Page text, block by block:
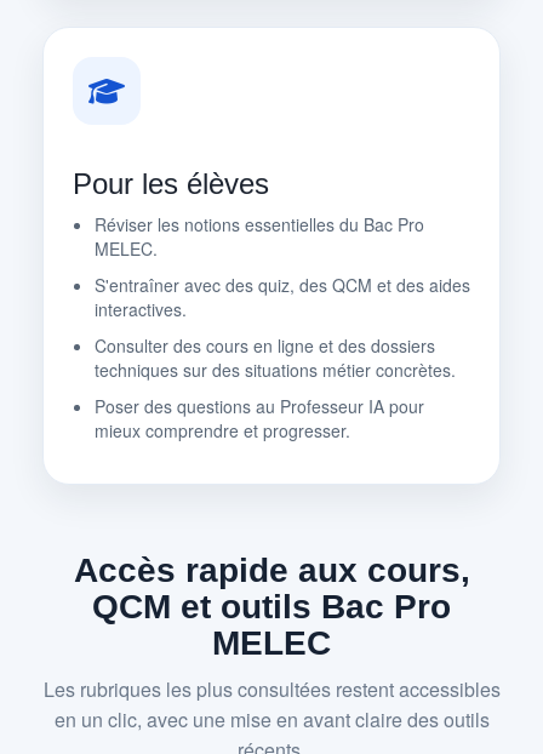
Pour les élèves
Réviser les notions essentielles du Bac Pro
MELEC.
S'entraîner avec des quiz, des QCM et des aides
interactives.
Consulter des cours en ligne et des dossiers
techniques sur des situations métier concrètes.
Poser des questions au Professeur IA pour
mieux comprendre et progresser.
Accès rapide aux cours,
QCM et outils Bac Pro
MELEC
Les rubriques les plus consultées restent accessibles
en un clic, avec une mise en avant claire des outils